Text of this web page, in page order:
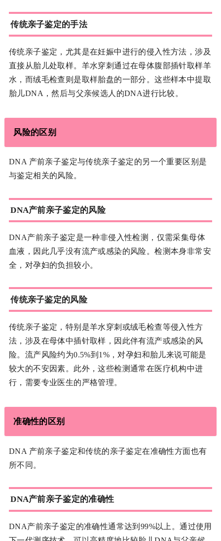
传统亲子鉴定的手法
传统亲子鉴定，尤其是在妊娠中进行的侵入性方法，涉及
直接从胎儿处取样。羊水穿刺通过在母体腹部插针取样羊
水，而绒毛检查则是取样胎盘的一部分。这些样本中提取
胎儿DNA，然后与父亲候选人的DNA进行比较。
风险的区别
DNA 产前亲子鉴定与传统亲子鉴定的另一个重要区别是
与鉴定相关的风险。
DNA产前亲子鉴定的风险
DNA产前亲子鉴定是一种非侵入性检测，仅需采集母体
血液，因此几乎没有流产或感染的风险。检测本身非常安
全，对孕妇的负担较小。
传统亲子鉴定的风险
传统亲子鉴定，特别是羊水穿刺或绒毛检查等侵入性方
法，涉及在母体中插针取样，因此伴有流产或感染的风
险。流产风险约为0.5%到1%，对孕妇和胎儿来说可能是
较大的不安因素。此外，这些检测通常在医疗机构中进
行，需要专业医生的严格管理。
准确性的区别
DNA 产前亲子鉴定和传统的亲子鉴定在准确性方面也有
所不同。
DNA产前亲子鉴定的准确性
DNA产前亲子鉴定的准确性通常达到99%以上。通过使用